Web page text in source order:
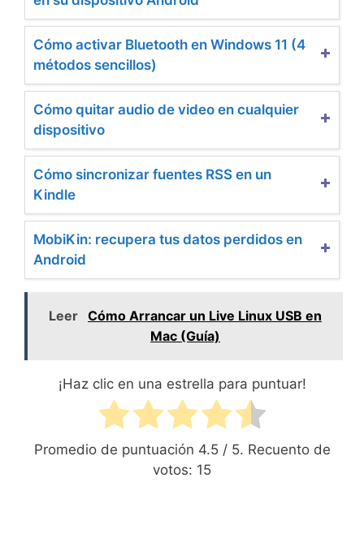
Cómo activar Bluetooth en Windows 11 (4
métodos sencillos)
Cómo quitar audio de video en cualquier
dispositivo
Cómo sincronizar fuentes RSS en un
Kindle
MobiKin: recupera tus datos perdidos en
Android
Leer Cómo Arrancar un Live Linux USB en
Mac (Guía)
¡Haz clic en una estrella para puntuar!
Promedio de puntuación 4.5/ 5. Recuento de
votos: 15